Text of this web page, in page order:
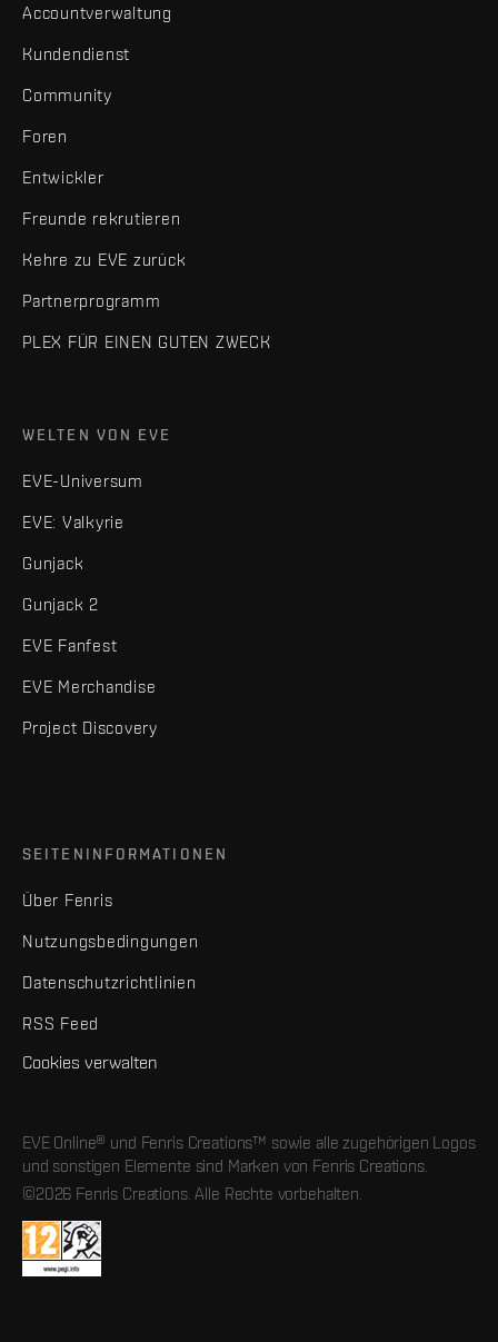
Accountverwaltung
Kundendienst
Community
Foren
Entwickler
Freunde rekrutieren
Kehre zu EVE zurück
Partnerprogramm
PLEX FÜR EINEN GUTEN ZWECK
WELTEN VON EVE
EVE-Universum
EVE: Valkyrie
Gunjack
Gunjack 2
EVE Fanfest
EVE Merchandise
Project Discovery
SEITENINFORMATIONEN
Über Fenris
Nutzungsbedingungen
Datenschutzrichtlinien
RSS Feed
Cookies verwalten
EVE Online® und Fenris Creations™ sowie alle zugehörigen Logos
und sonstigen Elemente sind Marken von Fenris Creations.
©2026 Fenris Creations. Alle Rechte vorbehalten.